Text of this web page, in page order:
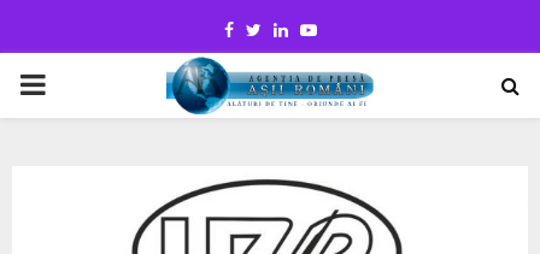
Facebook
TwitterLinkedinYoutube
PRIMARY